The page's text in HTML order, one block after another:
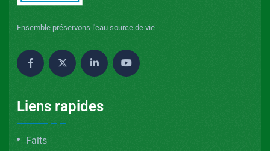
Ensemble préservons l'eau source de vie
Liens rapides
Faits